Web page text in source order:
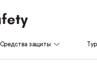
Средства защиты